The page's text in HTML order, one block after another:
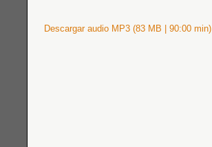
Descargar audio MP3 (83 MB | 90:00 min)